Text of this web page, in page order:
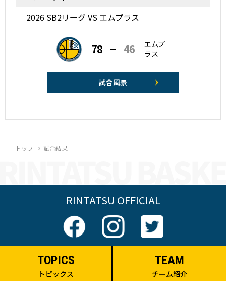
2026 SB2リーグ VS エムプラス
78 46
エムプ
ラス
試合風景
トップ 試合結果
RINTATSU OFFICIAL
TOPICS
トピックス
TEAM
チーム紹介